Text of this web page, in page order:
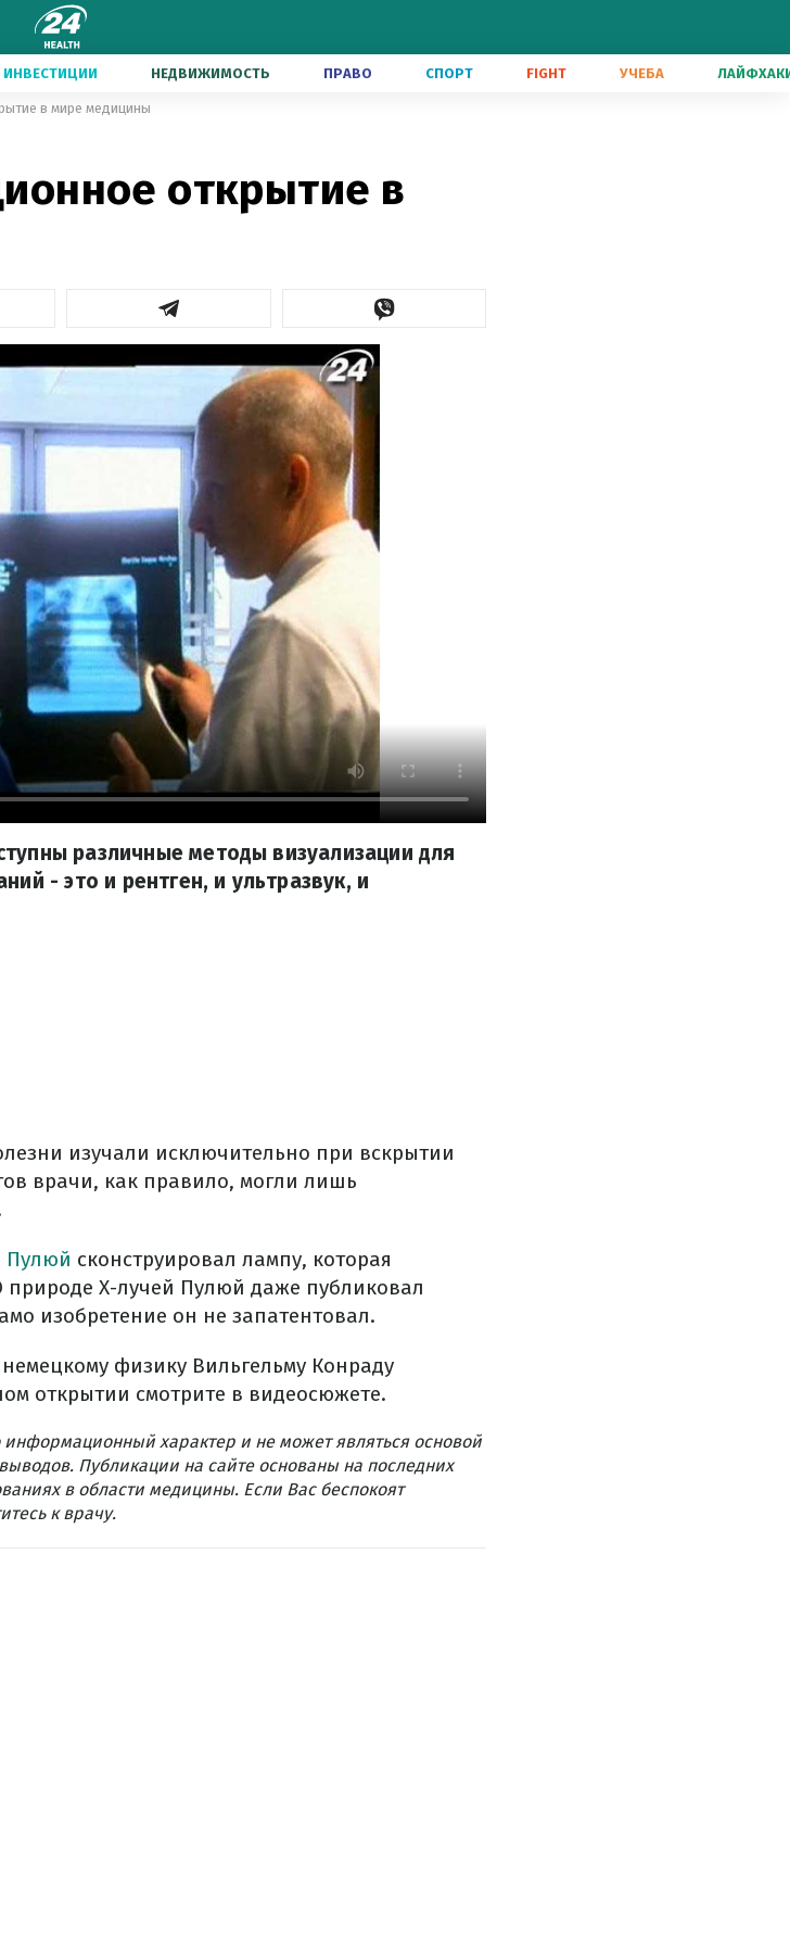
ИНВЕСТИЦИИ НЕДВИЖИМОСТЬ ПРАВО СПОРТ FIGHT УЧЕБА
в мире медицины
открытие в
различные методы визуализации для
- это и рентген, и ультразвук, и
изучали исключительно при вскрытии
врачи, как правило, могли лишь
Пулюй сконструировал лампу, которая
Х-лучей Пулюй даже публиковал
изобретение он не запатентовал.
физику Вильгельму Конраду
открытии смотрите в видеосюжете.
характер и не может являться основой
Публикации на сайте основаны на последних
в области медицины. Если Вас беспокоят
к врачу.